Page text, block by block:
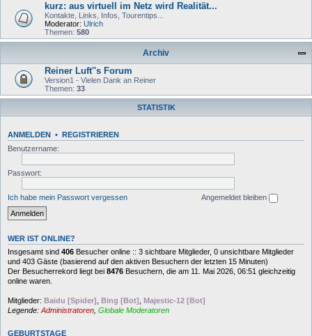
kurz: aus virtuell im Netz wird Realität...
Kontakte, Links, Infos, Tourentips...
Moderator: Ulrich
Themen: 580
Archiv
Reiner Luft''s Forum
Version1 - Vielen Dank an Reiner
Themen: 33
STATISTIK
ANMELDEN • REGISTRIEREN
Benutzername:
Passwort:
Ich habe mein Passwort vergessen Angemeldet bleiben
WER IST ONLINE?
Insgesamt sind 406 Besucher online :: 3 sichtbare Mitglieder, 0 unsichtbare Mitglieder
und 403 Gäste (basierend auf den aktiven Besuchern der letzten 15 Minuten)
Der Besucherrekord liegt bei 8476 Besuchern, die am 11. Mai 2026, 06:51 gleichzeitig
online waren.
Mitglieder: Baidu [Spider] Bing [Bot] Majestic-12 [Bot]
Legende: Administratoren Globale Moderatoren
GEBURTSTAGE